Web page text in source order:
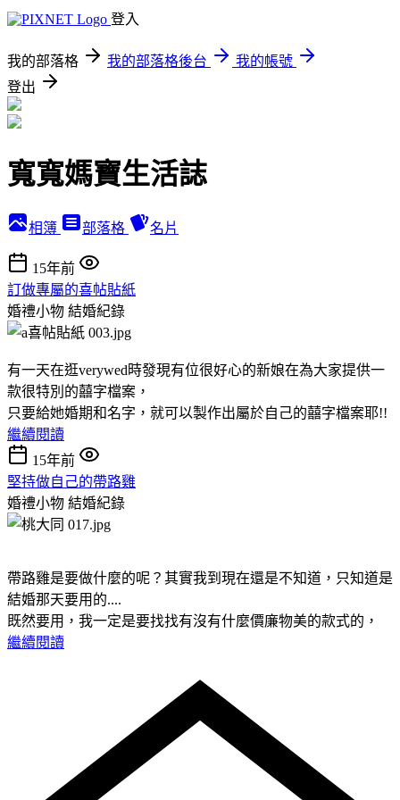
登入
我的部落格 我的部落格後台
我的帳號
登出
寬寬媽寶生活誌
相簿 部落格 名片
15年前
訂做專屬的喜帖貼紙
婚禮小物 結婚紀錄
有一天在逛verywed時發現有位很好心的新娘在為大家提供一
款很特別的囍字檔案，
只要給她婚期和名字，就可以製作出屬於自己的囍字檔案耶!!
繼續閱讀
15年前
堅持做自己的帶路雞
婚禮小物 結婚紀錄
帶路雞是要做什麼的呢？其實我到現在還是不知道，只知道是
結婚那天要用的....
既然要用，我一定是要找找有沒有什麼價廉物美的款式的，
繼續閱讀